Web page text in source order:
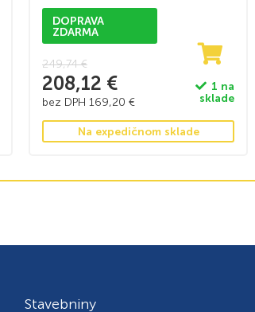
DOPRAVA
ZDARMA
249,74€
208,12 €
bez DPH 169,20 €
1 na
sklade
Na expedičnom sklade
Stavebniny